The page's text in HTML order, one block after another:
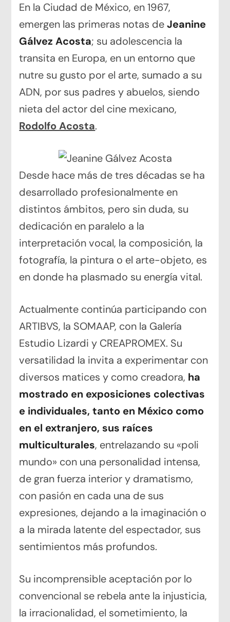
En la Ciudad de México, en 1967,
emergen las primeras notas deJeanine
Gálvez Acosta; su adolescencia la
transita en Europa, en un entorno que
nutre su gusto por el arte, sumado a su
ADN, por sus padres y abuelos, siendo
nieta del actor del cine mexicano,
Rodolfo Acosta.
Desde hace más de tres décadas se ha
desarrollado profesionalmente en
distintos ámbitos, pero sin duda, su
dedicación en paralelo a la
interpretación vocal, la composición, la
fotografía, la pintura o el arte-objeto, es
en donde ha plasmado su energía vital.
Actualmente continúa participando con
ARTIBVS, la SOMAAP, con la Galería
Estudio Lizardi y CREAPROMEX. Su
versatilidad la invita a experimentar con
diversos matices y como creadora, ha
mostrado en exposiciones colectivas
e individuales, tanto en México como
en el extranjero, sus raíces
multiculturales, entrelazando su «poli
mundo» con una personalidad intensa,
de gran fuerza interior y dramatismo,
con pasión en cada una de sus
expresiones, dejando a la imaginación o
a la mirada latente del espectador, sus
sentimientos más profundos.
Su incomprensible aceptación por lo
convencional se rebela ante la injusticia,
la irracionalidad, el sometimiento, la